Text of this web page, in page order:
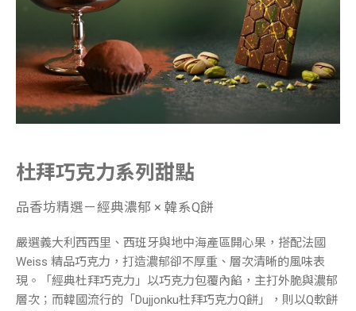
杜拜巧克力系列甜點
品香坊精選－經典濃郁 × 韓系Q餅
嚴選義大利西西里、西班牙與地中海產區開心果，搭配法國
Weiss 精品巧克力，打造濃郁卻不厚重、層次清晰的風味表
現。「經典杜拜巧克力」以巧克力包覆內餡，主打外脆與濃郁
層次；而韓國流行的「Dujjonku杜拜巧克力Q餅」，則以Q軟餅